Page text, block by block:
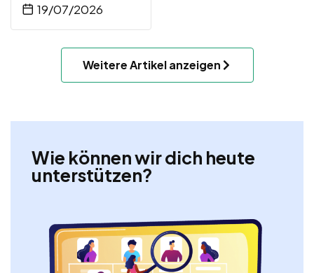
19/07/2026
Weitere Artikel anzeigen
Wie können wir dich heute
unterstützen?